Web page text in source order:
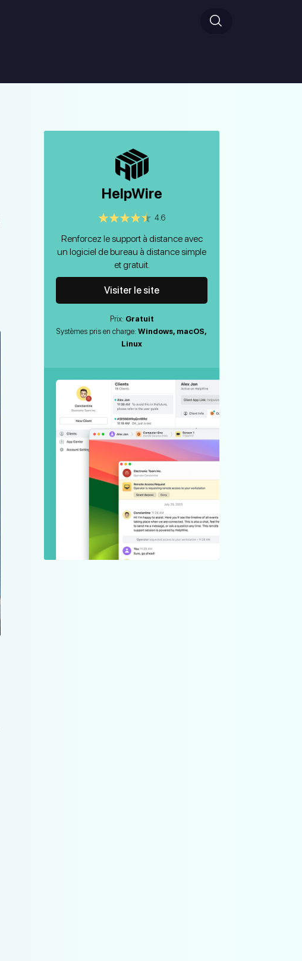
HelpWire
4.6
Renforcez le support à distance avec
un logiciel de bureau à distance simple
et gratuit.
Visiter le site
Prix: Gratuit
Systèmes pris en charge:Windows, macOS,
Linux